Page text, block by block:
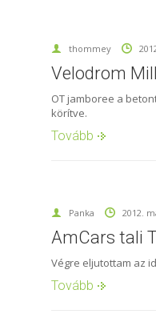
thommey
Velodrom
OT jamboree a
körítve.
Tovább
Panka 2012.
AmCars tali
Végre eljutottam az
Tovább